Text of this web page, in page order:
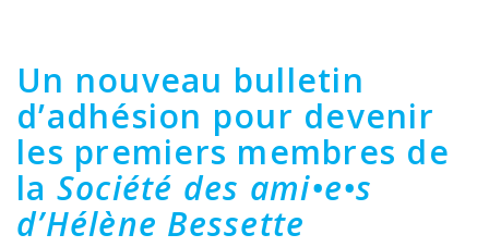
Un nouveau bulletin
d’adhésion pour devenir
les premiers membres de
la Société des ami•e•s
d’Hélène Bessette